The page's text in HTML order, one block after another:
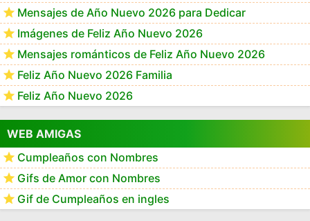
Mensajes de Año Nuevo 2026 para Dedicar
Imágenes de Feliz Año Nuevo 2026
Mensajes románticos de Feliz Año Nuevo 2026
Feliz Año Nuevo 2026 Familia
Feliz Año Nuevo 2026
WEB AMIGAS
Cumpleaños con Nombres
Gifs de Amor con Nombres
Gif de Cumpleaños en ingles